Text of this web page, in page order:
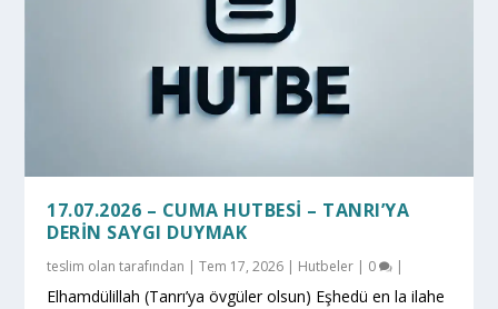
17.07.2026 – CUMA HUTBESI – TANRI’YA
DERİN SAYGI DUYMAK
teslim olan tarafından |Tem 17, 2026 | Hutbeler | 0 |
Elhamdülillah (Tanrı’ya övgüler olsun) Eşhedü en la ilahe